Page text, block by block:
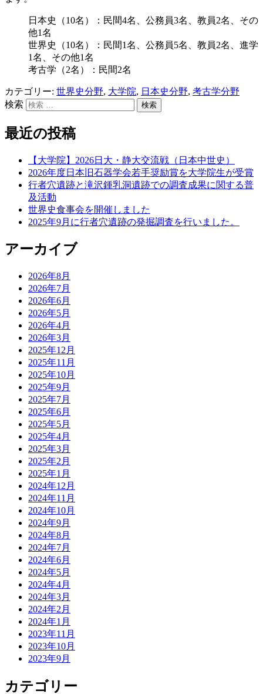
日本史（10名）：民間4名、公務員3名、教員2名、その
他1名
世界史（10名）：民間1名、公務員5名、教員2名、進学
1名、その他1名
考古学（2名）：民間2名
カテゴリー: 世界史分野, 大学院, 日本史分野, 考古学分野
検索
最近の投稿
【大学院】2026日大・静大交流戦（日本中世史）
2026年度日本旧石器学会若手奨励賞を大学院生が受賞
行者穴遺跡と滝沢鍾乳洞遺跡での調査成果に関する普
及活動
世界史食事会を開催しました
2025年9月に行者穴遺跡の発掘調査を行いました。
アーカイブ
2026年8月
2026年7月
2026年6月
2026年5月
2026年4月
2026年3月
2025年12月
2025年11月
2025年10月
2025年9月
2025年7月
2025年6月
2025年5月
2025年4月
2025年3月
2025年2月
2025年1月
2024年12月
2024年11月
2024年10月
2024年9月
2024年8月
2024年7月
2024年6月
2024年5月
2024年4月
2024年3月
2024年2月
2024年1月
2023年11月
2023年10月
2023年9月
カテゴリー